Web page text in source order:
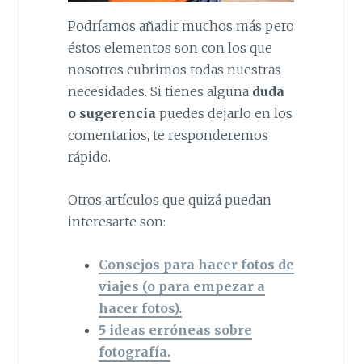
Podríamos añadir muchos más pero
éstos elementos son con los que
nosotros cubrimos todas nuestras
necesidades. Si tienes alguna duda
o sugerenciapuedes dejarlo en los
comentarios, te responderemos
rápido.
Otros artículos que quizá puedan
interesarte son:
Consejos para hacer fotos de
viajes (o para empezar a
hacer fotos).
5 ideas erróneas sobre
fotografía.